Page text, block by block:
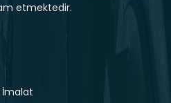
etmektedir.
İmalat